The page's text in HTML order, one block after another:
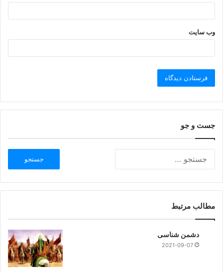
وب‌ سایت
جست و جو
مطالب مرتبط
دشمن شناسی
2021-09-07